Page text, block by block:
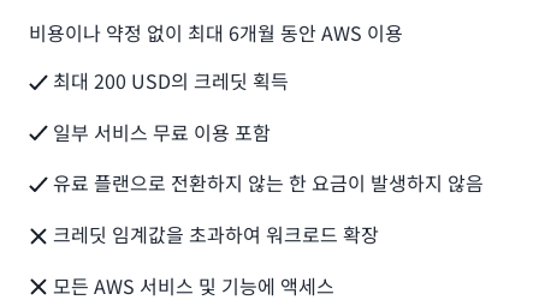
비용이나 약정 없이 최대 6개월 동안 AWS 이용
최대 200 USD의 크레딧 획득
일부 서비스 무료 이용 포함
유료 플랜으로 전환하지 않는 한 요금이 발생하지 않음
크레딧 임계값을 초과하여 워크로드 확장
모든 AWS 서비스 및 기능에 액세스